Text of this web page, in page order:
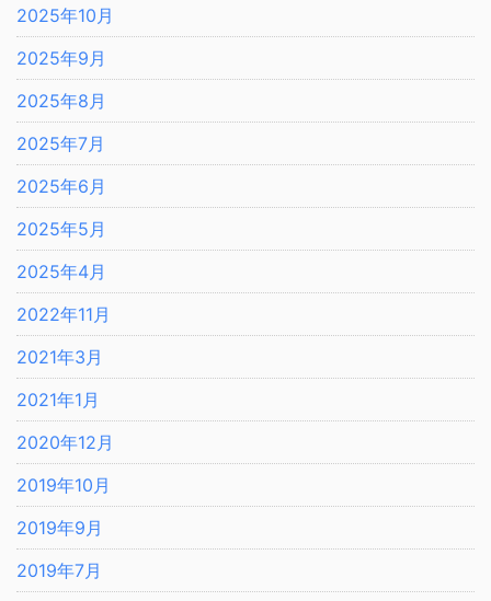
2025年10月
2025年9月
2025年8月
2025年7月
2025年6月
2025年5月
2025年4月
2022年11月
2021年3月
2021年1月
2020年12月
2019年10月
2019年9月
2019年7月